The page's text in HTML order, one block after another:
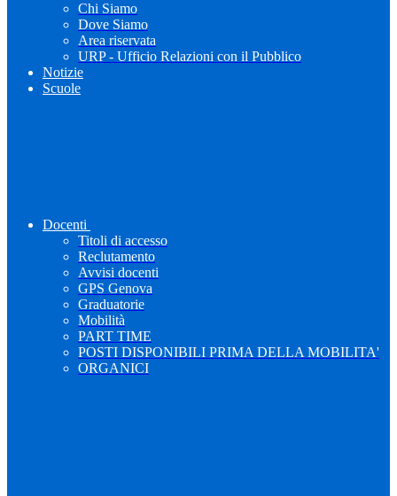
Chi Siamo
Dove Siamo
Area riservata
URP - Ufficio Relazioni con il Pubblico
Notizie
Scuole
Docenti
Titoli di accesso
Reclutamento
Avvisi docenti
GPS Genova
Graduatorie
Mobilità
PART TIME
POSTI DISPONIBILI PRIMA DELLA MOBILITA'
ORGANICI